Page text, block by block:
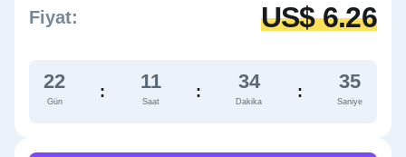
Fiyat: US$ 6.26
22
Gün
: 11
Saat
: 34
Dakika
: 34
Saniye